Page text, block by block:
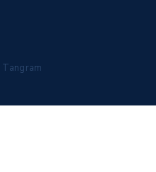
Tangram